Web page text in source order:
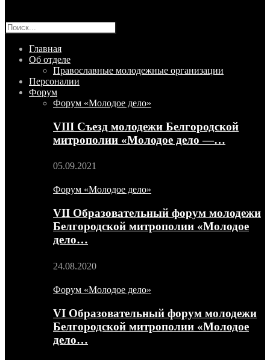
Главная
Об отделе
Православные молодежные организации
Персоналии
Форум
Форум «Молодое дело»
VIII Съезд молодежи Белгородской
митрополии «Молодое дело —…
05.09.2021
Форум «Молодое дело»
VII Образовательный форум молодежи
Белгородской митрополии «Молодое
дело…
24.08.2020
Форум «Молодое дело»
VI Образовательный форум молодежи
Белгородской митрополии «Молодое
дело…